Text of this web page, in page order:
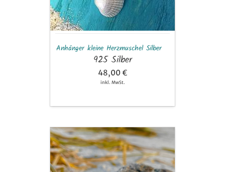
Anhänger kleine Herzmuschel Silber
925 Silber
48,00 €
inkl. MwSt.
Anhänger
große
Herzmuschel
Silber